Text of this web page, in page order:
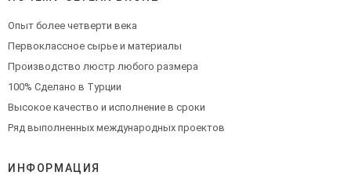
Опыт более четверти века
Первоклассное сырье и материалы
Производство люстр любого размера
100% Сделано в Турции
Высокое качество и исполнение в сроки
Ряд выполненных международных проектов
ИНФОРМАЦИЯ